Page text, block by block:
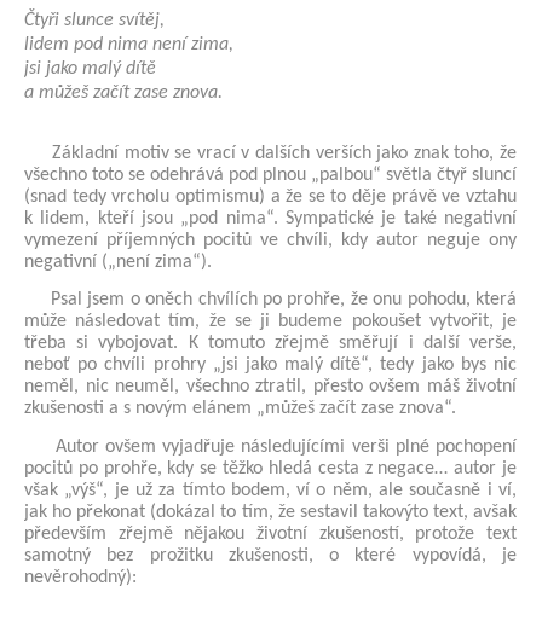
Čtyři slunce svítěj,
lidem pod nima není zima,
jsi jako malý dítě
a můžeš začít zase znova.
Základní motiv se vrací v dalších verších jako znak toho, že
všechno toto se odehrává pod plnou „palbou“ světla čtyř sluncí
(snad tedy vrcholu optimismu) a že se to děje právě ve vztahu
k lidem, kteří jsou „pod nima“. Sympatické je také negativní
vymezení příjemných pocitů ve chvíli, kdy autor neguje ony
negativní („není zima“).
Psal jsem o oněch chvílích po prohře, že onu pohodu, která
může následovat tím, že se ji budeme pokoušet vytvořit, je
třeba si vybojovat. K tomuto zřejmě směřují i další verše,
neboť po chvíli prohry „jsi jako malý dítě“, tedy jako bys nic
neměl, nic neuměl, všechno ztratil, přesto ovšem máš životní
zkušenosti a s novým elánem „můžeš začít zase znova“.
Autor ovšem vyjadřuje následujícími verši plné pochopení
pocitů po prohře, kdy se těžko hledá cesta z negace… autor je
však „výš“, je už za tímto bodem, ví o něm, ale současně i ví,
jak ho překonat (dokázal to tím, že sestavil takovýto text, avšak
především zřejmě nějakou životní zkušeností, protože text
samotný bez prožitku zkušenosti, o které vypovídá, je
nevěrohodný):